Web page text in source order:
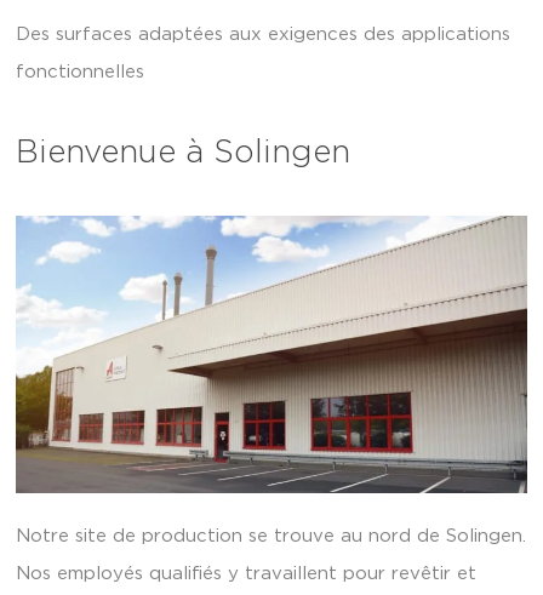
Des surfaces adaptées aux exigences des applications
fonctionnelles
Bienvenue à Solingen
Notre site de production se trouve au nord de Solingen.
Nos employés qualifiés y travaillent pour revêtir et